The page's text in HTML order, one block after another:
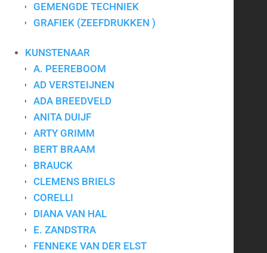
GEMENGDE TECHNIEK
GRAFIEK (ZEEFDRUKKEN )
KUNSTENAAR
A. PEEREBOOM
AD VERSTEIJNEN
ADA BREEDVELD
ANITA DUIJF
ARTY GRIMM
BERT BRAAM
BRAUCK
CLEMENS BRIELS
CORELLI
DIANA VAN HAL
E. ZANDSTRA
FENNEKE VAN DER ELST
Art for Company
+31-(0)13-5454656
E-mail:info@artforcompany.nl
KvK: 18081401
BTW: NL001780285B65
Privacyverklaring | Algemene voorwaarden
Kunst voor bedrijven
Kunst op kantoor
Zakelijk schilderij
Schilderijen voor bedrijven